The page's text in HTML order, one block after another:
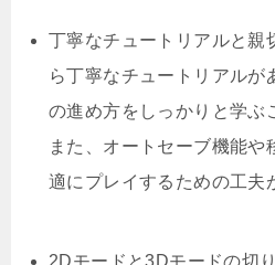
丁寧なチュートリアルと親
ら丁寧なチュートリアルが
の進め方をしっかりと学ぶ
また、オートセーブ機能
適にプレイするための工夫
2Dモードと3Dモードの切